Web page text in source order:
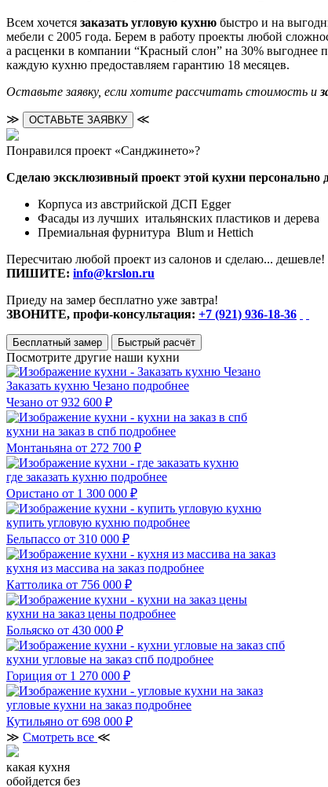
Всем хочется заказать угловую кухню быстро и на
мебели с 2005 года. Берем в работу проекты любой
а расценки в компании “Красный слон” на 30% выгоднее
каждую кухню предоставляем гарантию 18 месяцев.
Оставьте заявку, если хотите рассчитать стоимость и
≫ ОСТАВЬТЕ ЗАЯВКУ ≪
Понравился проект «Санджинето»?
Сделаю эксклюзивный проект этой кухни персонально
Корпуса из австрийской ДСП Egger
Фасады из лучших итальянских пластиков и дерева
Премиальная фурнитура Blum и Hettich
Пересчитаю любой проект из салонов и сделаю... дешевле!
ПИШИТЕ: info@krslon.ru
Приеду на замер бесплатно уже завтра!
ЗВОНИТЕ, профи-консультация: +7 (921) 936-18-36
Бесплатный замер Быстрый расчёт
Посмотрите другие наши кухни
Заказать кухню Чезано подробнее
Чезано от 932 600 ₽
кухни на заказ в спб подробнее
Монтаньяна от 272 700 ₽
где заказать кухню подробнее
Ористано от 1 300 000 ₽
купить угловую кухню подробнее
Бельпассо от 310 000 ₽
кухня из массива на заказ подробнее
Каттолика от 756 000 ₽
кухни на заказ цены подробнее
Больяско от 430 000 ₽
кухни угловые на заказ спб подробнее
Гориция от 1 270 000 ₽
угловые кухни на заказ подробнее
Кутильяно от 698 000 ₽
≫ Смотреть все ≪
какая кухня
обойдется без